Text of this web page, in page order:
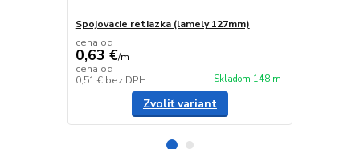
Spojovacie retiazka (lamely 127mm)
cena od
0,63 €/m
cena od
0,51 € bez DPH Skladom 148 m
Zvoliť variant